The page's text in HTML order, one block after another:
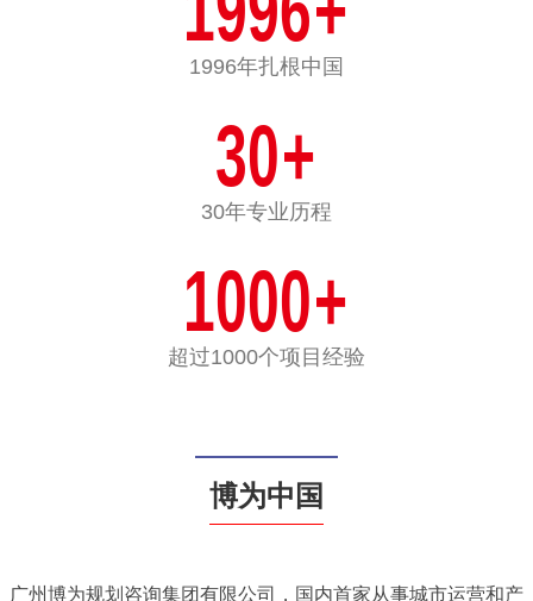
1996年扎根中国
30+
30年专业历程
1000+
超过1000个项目经验
博为中国
广州博为规划咨询集团有限公司，国内首家从事城市运营和产